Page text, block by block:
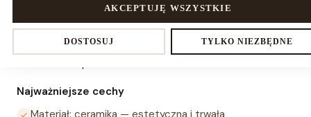
wyłącznie wewnątrz. Nowoczesna, symetryczna forma
sprawia, że sprawdza się jako pojemnik na kwiaty cięte i
susze oraz jako samodzielny element dekoracyjny na stole,
komodzie lub półce.
Najważniejsze cechy
DOSTOSUJ TYLKO NIEZBĘDNE
AKCEPTUJĘ WSZYSTKIE
Ustawienia prywatności